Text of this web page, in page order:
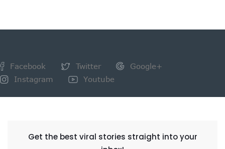
Facebook Twitter
Google+
Instagram
Youtube
Get the best viral stories straight into your